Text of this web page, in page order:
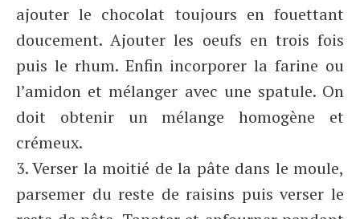
ajouter le chocolat toujours en fouettant
doucement. Ajouter les oeufs en trois fois
puis le rhum. Enfin incorporer la farine ou
l’amidon et mélanger avec une spatule. On
doit obtenir un mélange homogène et
crémeux.
3. Verser la moitié de la pâte dans le moule,
parsemer du reste de raisins puis verser le